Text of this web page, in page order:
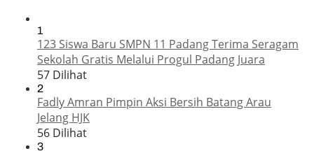
1
123 Siswa Baru SMPN 11 Padang Terima Seragam
Sekolah Gratis Melalui Progul Padang Juara
57 Dilihat
2
Fadly Amran Pimpin Aksi Bersih Batang Arau
Jelang HJK
56 Dilihat
3